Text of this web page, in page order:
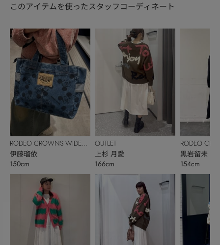
このアイテムを使ったスタッフコーディネート
RODEO CROWNS WIDE
BOWL
伊藤瑠依
150cm
OUTLET
上杉 月愛
166cm
RODEO
BOWL
黒岩留未
154cm